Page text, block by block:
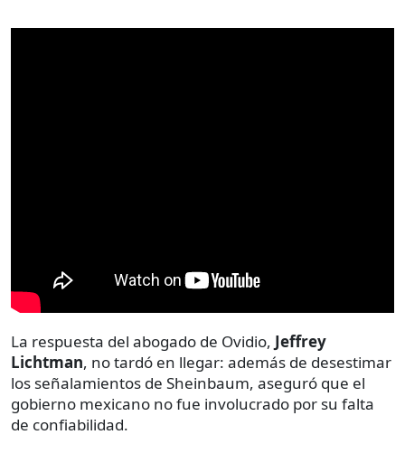
La respuesta del abogado de Ovidio, Jeffrey
Lichtman, no tardó en llegar: además de desestimar
los señalamientos de Sheinbaum, aseguró que el
gobierno mexicano no fue involucrado por su falta
de confiabilidad.